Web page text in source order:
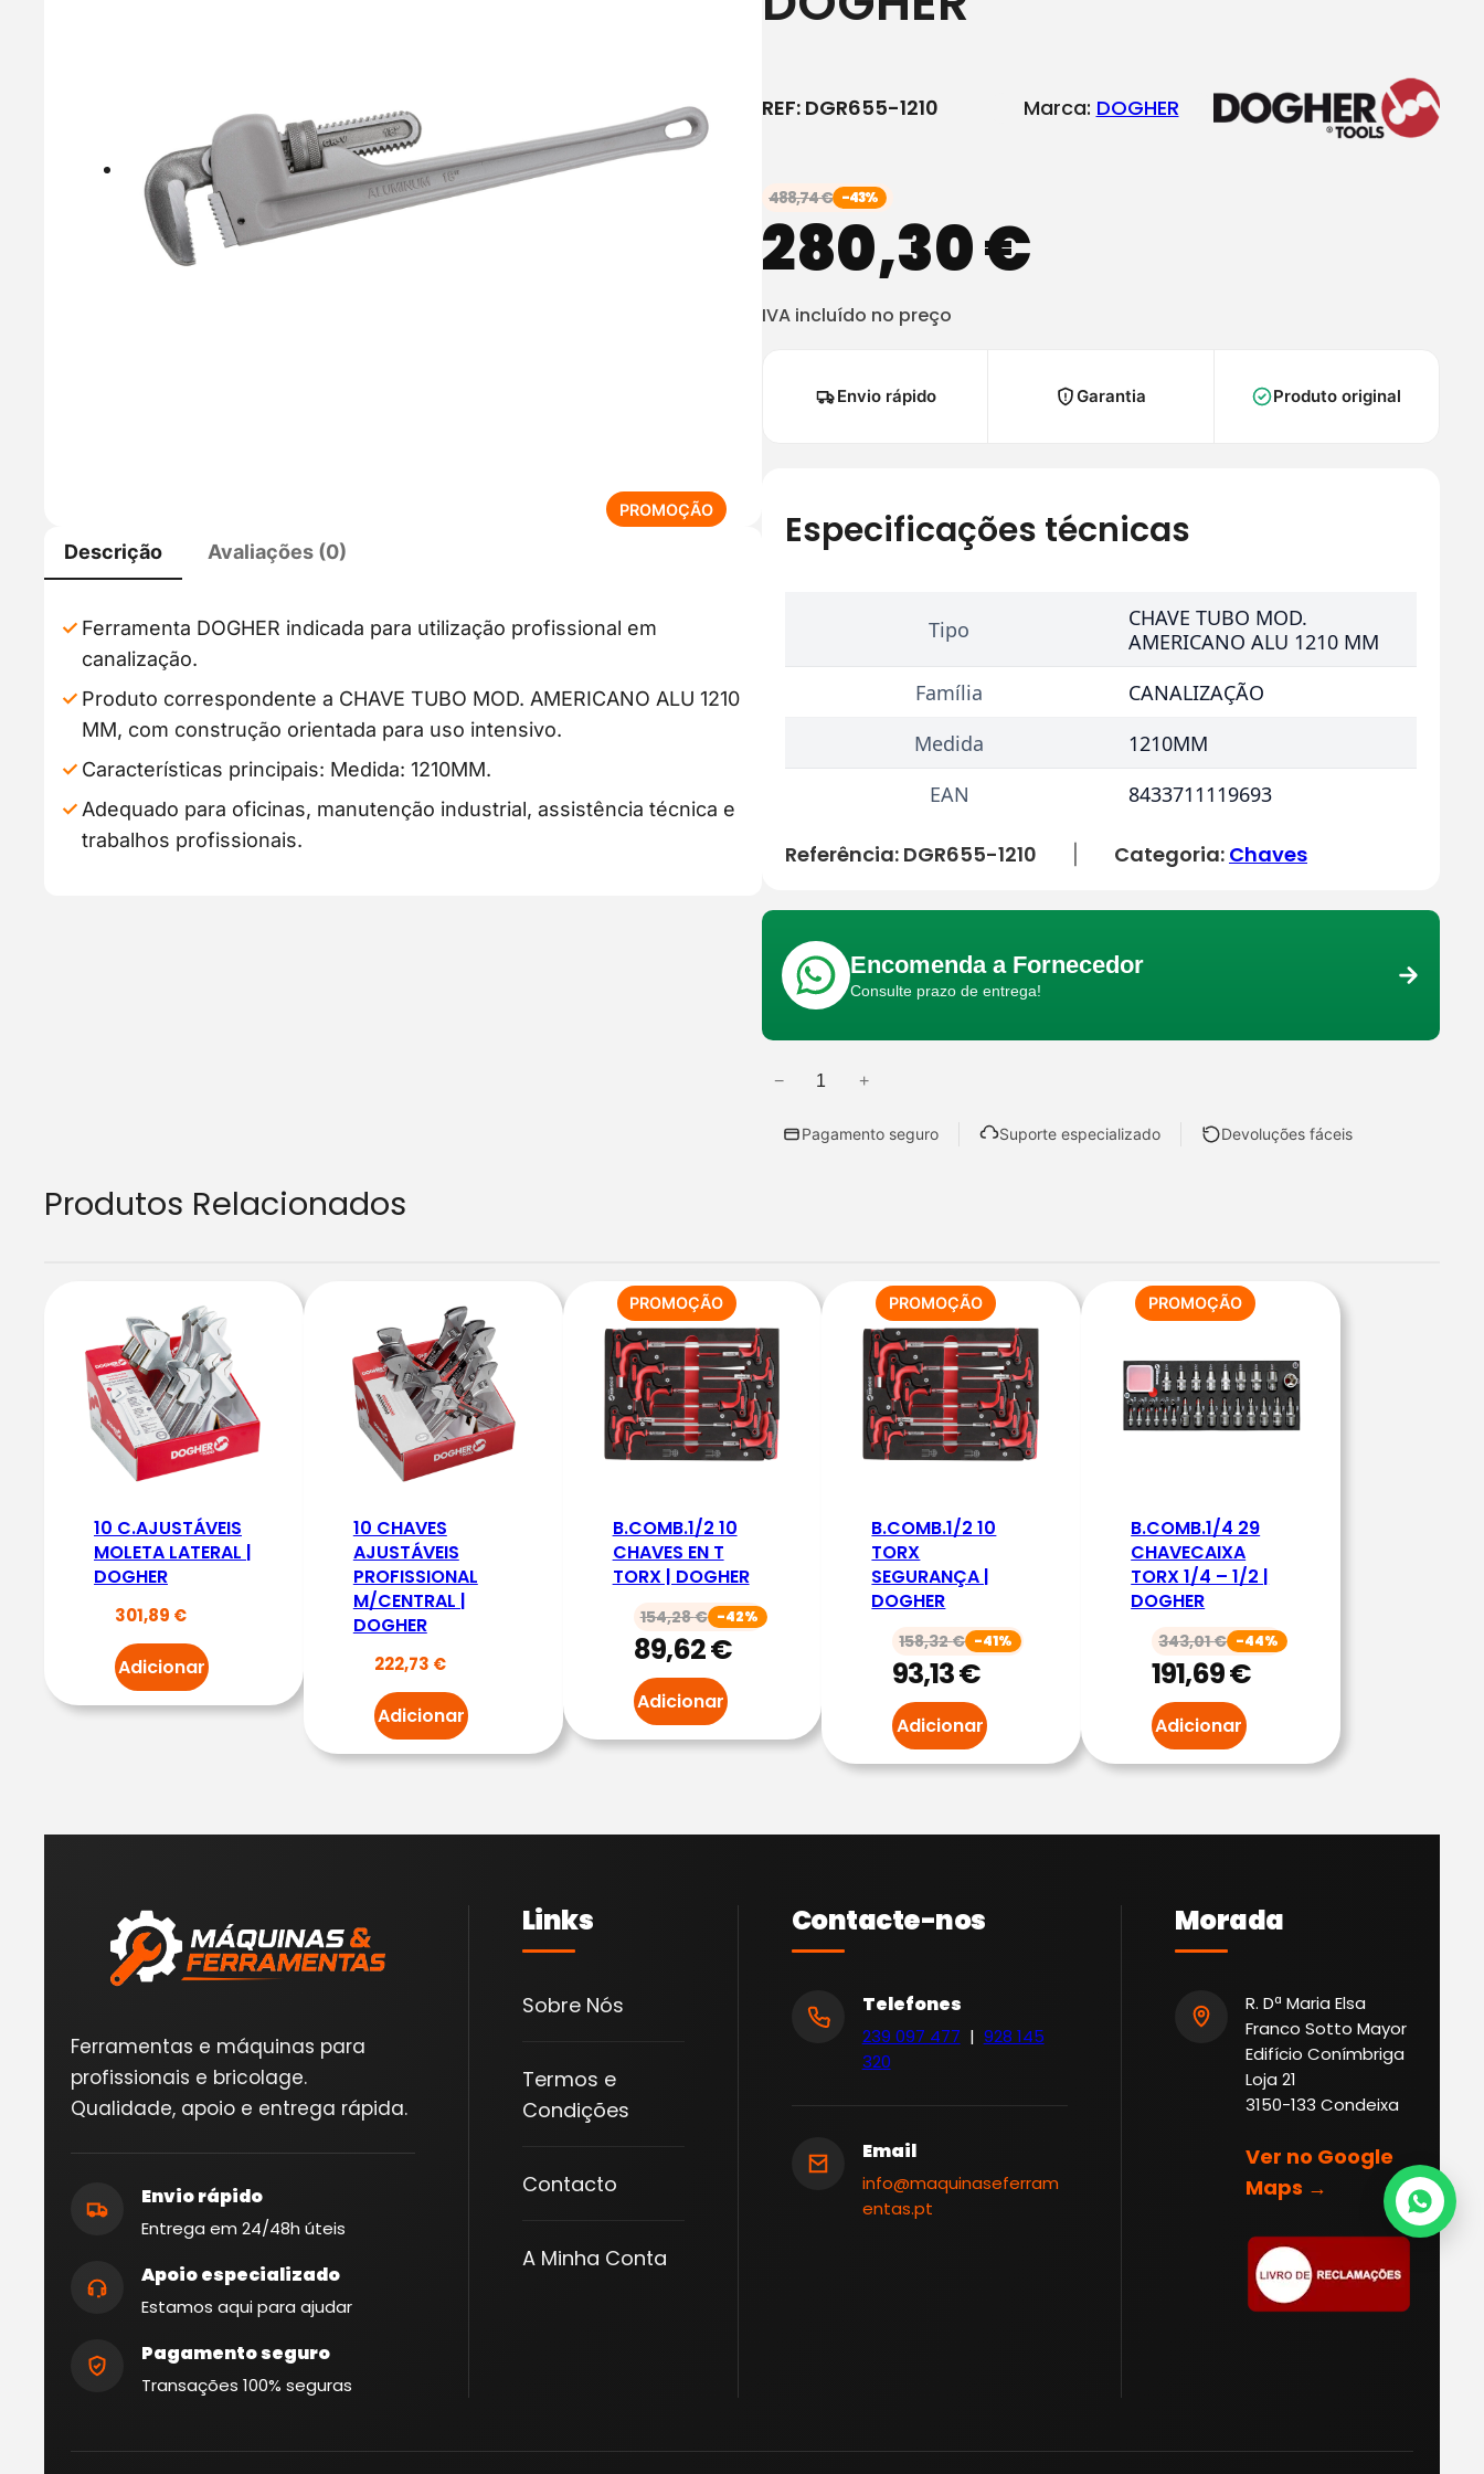
PROMOÇÃOP
E
M
M
Descrição Avaliações (0)
Ferramenta DOGHER indicada para utilização profissional em
canalização.
Produto correspondente a CHAVE TUBO MOD. AMERICANO ALU 1210
MM, com construção orientada para uso intensivo.
Características principais: Medida: 1210MM.
Adequado para oficinas, manutenção industrial, assistência técnica e
trabalhos profissionais.
REF: DGR655-1210 Marca: DOGHER
488,74€ -43%
280,30€
IVA incluído no preço
Envio rápido Garantia Produto original
Especificações técnicas
Tipo
CHAVE TUBO MOD.
AMERICANO ALU 1210 MM
Família
CANALIZAÇÃO
Medida
1210MM
EAN
8433711119693
Referência: DGR655-1210 Categoria: Chaves
Encomenda a Fornecedor
Consulte prazo de entrega!
Q
d
e
d
e
C
T
− +
Pagamento seguro Suporte especializado Devoluções fáceis
Produtos Relacionados
10 C.AJUSTÁVEIS
MOLETA LATERAL |
DOGHER
301,89 €
Adicionar
10 CHAVES
AJUSTÁVEIS
PROFISSIONAL
M/CENTRAL |
DOGHER
222,73 €
Adicionar
PROMOÇÃOPRODUTO
EM
PROMOÇÃO
B.COMB.1/2 10
CHAVES EN T
TORX | DOGHER
154,28€ -42%
89,62€
Adicionar
PROMOÇÃOPRODUTO
EM
PROMOÇÃO
B.COMB.1/2 10
TORX
SEGURANÇA |
DOGHER
158,32€ -41%
93,13€
Adicionar
PROMOÇÃOPRODUTO
EM
B.COMB.1/4 29
CHAVECAIXA
TORX 1/4 – 1/2 |
DOGHER
343,01€ -44%
191,69€
Adicionar
Ferramentas e máquinas para
profissionais e bricolage.
Qualidade, apoio e entrega rápida.
Envio rápido
Entrega em 24/48h úteis
Apoio especializado
Estamos aqui para ajudar
Pagamento seguro
Transações 100% seguras
Links
Sobre Nós
Termos e
Condições
Contacto
A Minha Conta
Contacte-nos
Telefones
239 097 477 | 928 145
320
Email
info@maquinaseferram
entas.pt
Morada
R. Dª Maria Elsa
Franco Sotto Mayor
Edifício Conímbriga
Loja 21
3150-133 Condeixa
Ver no Google
Maps →